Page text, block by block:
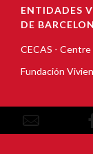
ENTIDADES
DE
CECAS -
Fundación
© Copyright